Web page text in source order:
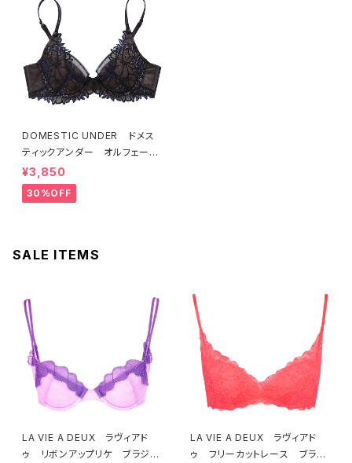
DOMESTIC UNDER ドメス
ティックアンダー オルフェーヴ
ル ブラジャー（ブラック）D225
4 送料無料
¥3,850
30%OFF
SALE ITEMS
LA VIE A DEUX ラヴィアド
ゥ リボンアップリケ ブラジャ
LA VIE A DEUX ラヴィアド
ゥ フリーカットレース ブラレ